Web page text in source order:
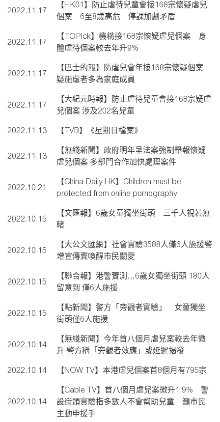
2022.11.17
【HK01】防止虐待兒童會接168宗懷疑虐兒
個案 6至8歲高危 停課加劇矛盾
2022.11.17
【TOPick】機構接168宗懷疑虐兒個案 身
體虐待個案較去年升9%
2022.11.17
【巴士的報】防虐兒會年接168宗懷疑個案
疑施虐者多為家庭成員
2022.11.17
【大紀元時報】防止虐待兒童會接168宗疑虐
兒個案 涉及202名兒童
2022.11.13 【TVB】《星期日檔案》
2022.11.13
【無綫新聞】政府明年呈法案強制舉報懷疑
虐兒個案 多部門合作加快處理案件
2022.10.21
【China Daily HK】Children must be
protected from online pornography
2022.10.15
【文匯報】6歲女童獨坐街頭 三千人視若無
睹
2022.10.15
【大公文匯網】社會實驗3588人僅6人施援警
增宣傳冀喚醒市民關愛
2022.10.15
【聯合報】港警實測…6歲女獨坐街頭 180人
留意到 僅6人施援
2022.10.15
【點新聞】警方「旁觀者實驗」 女童獨坐
街頭僅6人施援
2022.10.14
【無綫新聞】今年首八個月虐兒案較去年微
升 警方稱「旁觀者效應」或延遲揭發
2022.10.14 【NOW TV】本港虐兒個案首8個月有795宗
2022.10.14
【Cable TV】首八個月虐兒案微升1.9% 警
設街頭實驗指多數人不會幫助兒童 籲市民
主動申援手